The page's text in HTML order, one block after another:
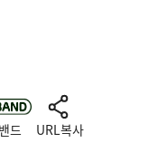
밴드 URL복사